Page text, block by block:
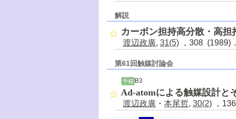
解説
カーボン担持高分散・高
渡辺政廣, 31(5) ，308 (1989)
第61回触媒討論会
予稿 B3
Ad-atomによる触媒設計と
渡辺政廣 ・ 本尾哲, 30(2) ，